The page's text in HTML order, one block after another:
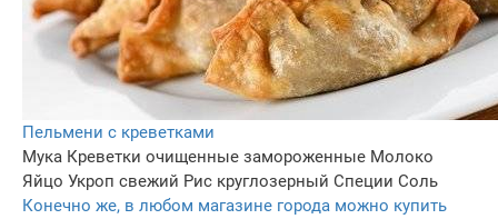
Пельмени с креветками
Мука Креветки очищенные замороженные Молоко
Яйцо Укроп свежий Рис круглозерный Специи Соль
Конечно же, в любом магазине города можно купить